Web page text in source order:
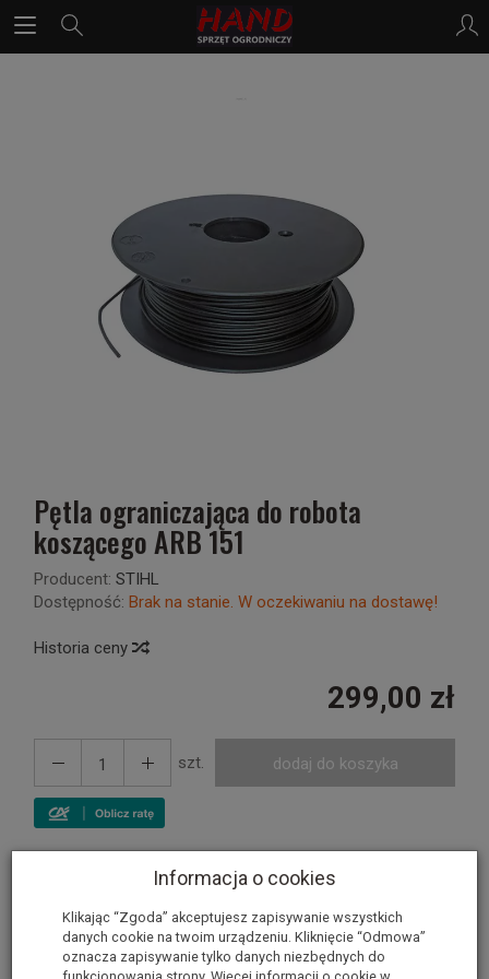
Pętla ograniczająca do robota
koszącego ARB 151
Producent: STIHL
Dostępność: Brak na stanie. W oczekiwaniu na dostawę!
Historia ceny
299,00 zł
szt. dodaj do koszyka
Pętla ograniczająca do robota
koszącego STIHL iMow ARB 151
Informacja o cookies
Klikając “Zgoda” akceptujesz zapisywanie wszystkich
danych cookie na twoim urządzeniu. Kliknięcie “Odmowa”
oznacza zapisywanie tylko danych niezbędnych do